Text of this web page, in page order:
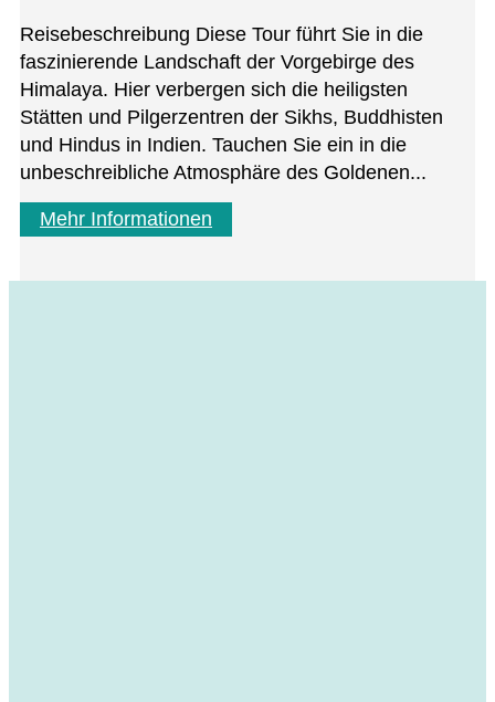
Reisebeschreibung Diese Tour führt Sie in die
faszinierende Landschaft der Vorgebirge des
Himalaya. Hier verbergen sich die heiligsten
Stätten und Pilgerzentren der Sikhs, Buddhisten
und Hindus in Indien. Tauchen Sie ein in die
unbeschreibliche Atmosphäre des Goldenen...
Mehr Informationen